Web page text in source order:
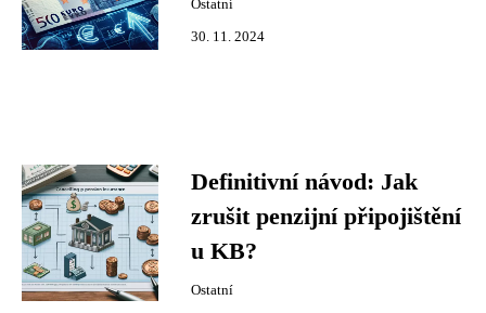
Ostatní
30. 11. 2024
Definitivní návod: Jak
zrušit penzijní připojištění
u KB?
Ostatní